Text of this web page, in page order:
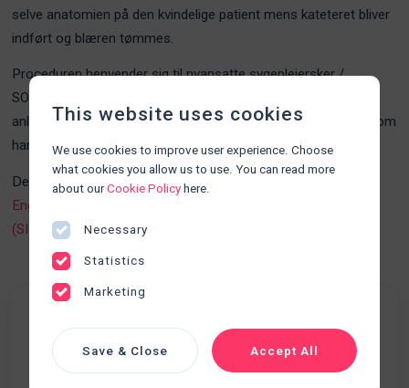
selve anatomien på den kvindelige patient mens kateteret bliver
indført og blæren tømmes.
Proceduren henvender sig til nyansatte sygeplejersker /
SOSU'er, som mangler erfaring og rutine i praktisk udførelse i
anlæggelse af kateter. Og erfarne sygeplejersker / SOSU'er, som
har behov for genopfriskning.
Denne procedurer kan med fordel kombineres med
Engangskateterisation (RIK) til kvinde
(SIK) til mandogEngangskateterisation (RIK) til mand
Fakta
Kategori Udskillelser
This website uses cookies
We use cookies to improve user experience. Choose
what cookies you allow us to use. You can read more
about ourCookie Policy here.
Necessary
Statistics
Marketing
Save & Close Accept All